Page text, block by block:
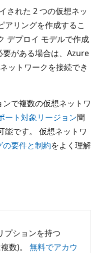
された 2 つの仮想ネッ
アリングを作成するこ
デプロイ モデルで作成
要がある場合は、Azure
ットワークを接続でき
で複数の仮想ネットワ
ート対象リージョン間
能です。 仮想ネットワ
の要件と制約をよく理解
プションを持つ
数)。 無料でアカウ